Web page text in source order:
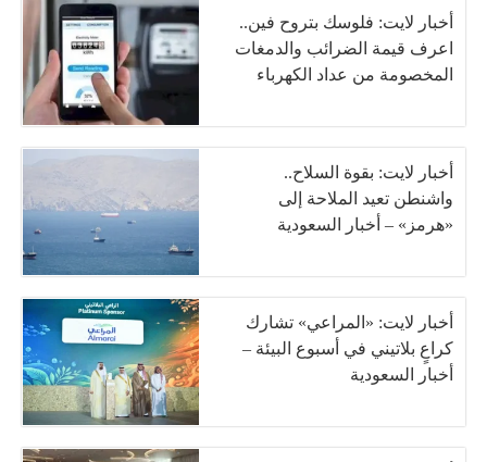
أخبار لايت: فلوسك بتروح فين..
اعرف قيمة الضرائب والدمغات
المخصومة من عداد الكهرباء
أخبار لايت: بقوة السلاح..
واشنطن تعيد الملاحة إلى
«هرمز» – أخبار السعودية
أخبار لايت: «المراعي» تشارك
كراعٍ بلاتيني في أسبوع البيئة –
أخبار السعودية